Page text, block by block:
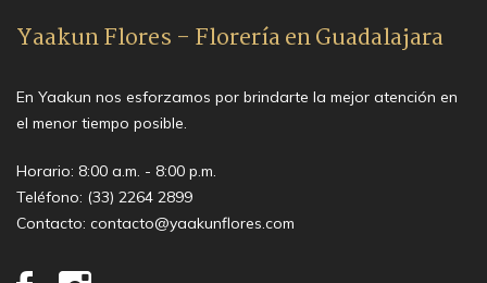
Yaakun Flores - Florería en Guadalajara
En Yaakun nos esforzamos por brindarte la mejor atención en
el menor tiempo posible.
Horario: 8:00 a.m. - 8:00 p.m.
Teléfono: (33) 2264 2899
Contacto: contacto@yaakunflores.com